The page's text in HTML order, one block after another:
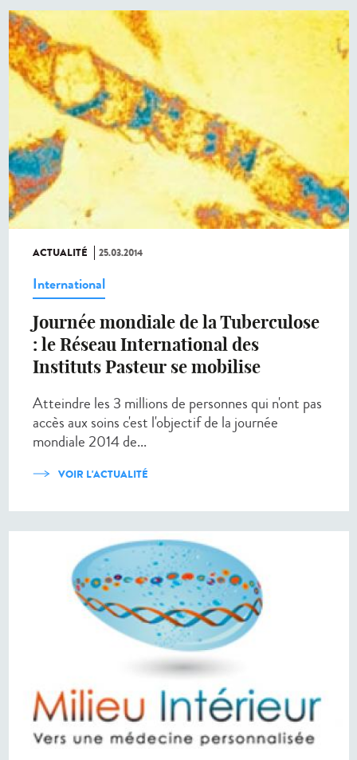
ACTUALITÉ 25.03.2014
International
Journée mondiale de la Tuberculose
: le Réseau International des
Instituts Pasteur se mobilise
Atteindre les 3 millions de personnes qui n'ont pas
accès aux soins c'est l'objectif de la journée
mondiale 2014 de...
VOIR L'ACTUALITÉ